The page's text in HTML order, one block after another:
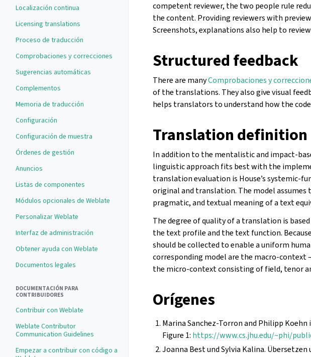
Localización continua
Licensing translations
Proceso de traducción
Comprobaciones y correcciones
Sugerencias automáticas
Complementos
Memoria de traducción
Configuración
Configuración de muestra
Órdenes de gestión
Anuncios
Listas de componentes
Módulos opcionales de Weblate
Personalizar Weblate
Interfaz de administración
Obtener ayuda con Weblate
Documentos legales
DOCUMENTACIÓN PARA
CONTRIBUIDORES
Contribuir con Weblate
Weblate Contributor
Communication Guidelines
Empezar a contribuir con código a
competent reviewer, the two people rule
the content. Providing reviewers with
Screenshots, explanations also help to
Structured feedback
There are manyComprobaciones y
of the translations. They also give visual
helps translators to understand how the
Translation definition
In addition to the mentalistic and impact-
linguistic approach fits best with the
translation evaluation is House’s systemic-
original and translation. The model
pragmatic, and textual meaning of a text
The degree of quality of a translation is
the text profile and the text function.
should be collected to enable a uniform
corresponding model are the macro-context
the micro-context consisting of field, tenor
Orígenes
Marina Sanchez-Torron and Philipp
Figure 1: https://www.cs.jhu.edu/~phi/
Joanna Best und Sylvia Kalina.